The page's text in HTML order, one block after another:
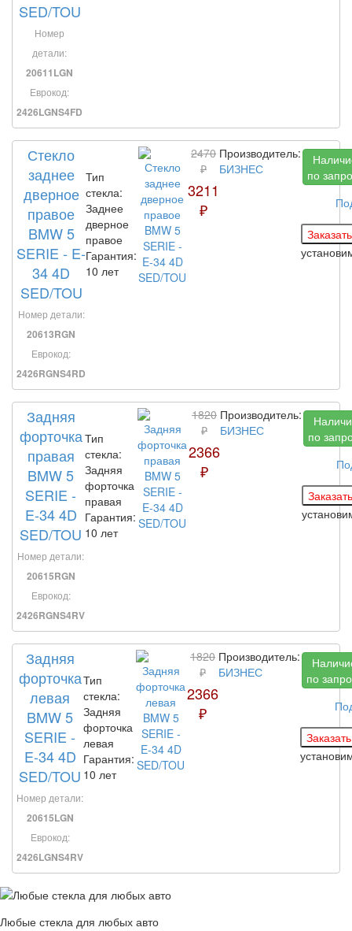
SED/TOU
Номер
детали:
20611LGN
Еврокод:
2426LGNS4FD
Стекло
заднее
дверное
правое
BMW 5
SERIE - E-
34 4D
SED/TOU
Номер детали:
20613RGN
Еврокод:
2426RGNS4RD
Тип
стекла:
Заднее
дверное
правое
Гарантия:
10 лет
2470
₽
3211
₽
Производитель:
БИЗНЕС
по
Задняя
форточка
правая
BMW 5
SERIE -
E-34 4D
SED/TOU
Номер детали:
20615RGN
Еврокод:
2426RGNS4RV
Тип
стекла:
Задняя
форточка
правая
Гарантия:
10 лет
1820
₽
2366
₽
Производитель:
БИЗНЕС
по
Задняя
форточка
левая
BMW 5
SERIE -
E-34 4D
SED/TOU
Номер детали:
20615LGN
Еврокод:
2426LGNS4RV
Тип
стекла:
Задняя
форточка
левая
Гарантия:
10 лет
1820
₽
2366
₽
Производитель:
БИЗНЕС
по
Любые стекла для любых авто